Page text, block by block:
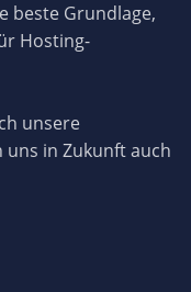
beste Grundlage,
Hosting-
unsere
uns in Zukunft auch